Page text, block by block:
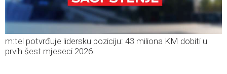
m:tel potvrđuje lidersku poziciju: 43 miliona KM dobiti u
prvih šest mjeseci 2026.